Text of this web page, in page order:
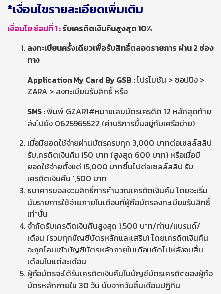
*เงื่อนไขรายละเอียดเพิ่มเติม
เงื่อนไข ช้อปที่ 1:รับเครดิตเงินคืนสูงสุด10%
ลงทะเบียนครั้งเดียวเพื่อรับสิทธิ์ตลอดรายการ ผ่าน2ช่อง
ทาง
Application My Card By GSB :โปรโมชัน > ชอปปิง >
ZARA > ลงทะเบียนรับสิทธิ์ หรือ
SMS :พิมพ์ GZAR1#หมายเลขบัตรเครดิต 12 หลักสุดท้าย
ส่งไปยัง 0625965522 (ค่าบริการขึ้นอยู่กับเครือข่าย)
เมื่อมียอดใช้จ่ายผ่านบัตรครบทุก 3,000 บาทต่อเซลล์สลิป
รับเครดิตเงินคืน 150 บาท (สูงสุด 600 บาท) หรือเมื่อมี
ยอดใช้จ่ายตั้งแต่ 15,000 บาทขึ้นไปต่อเซลล์สลิป รับ
เครดิตเงินคืน 1,500 บาท
ธนาคารขอสงวนสิทธิ์การคำนวณเครดิตเงินคืน โดยจะเริ่ม
นับรายการใช้จ่ายภายในเดือนที่ผู้ถือบัตรลงทะเบียนรับสิทธิ์
เท่านั้น
จำกัดรับเครดิตเงินคืนสูงสุด 1,500 บาท/ท่าน/แบรนด์/
เดือน (รวมทุกบัญชีบัตรหลักและเสริม) โดยเครดิตเงินคืน
จะถูกโอนเข้าบัญชีบัตรหลักภายในเดือนถัดไปหลังจบสิ้น
เดือนในแต่ละเดือน
ผู้ถือบัตรจะได้รับเครดิตเงินคืนในบัญชีบัตรเครดิตของผู้ถือ
บัตรหลักภายใน 30 วัน นับจากวันสิ้นเดือนปฏิทิน